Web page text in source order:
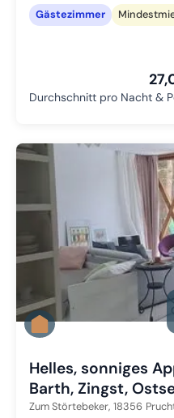
Gästezimmer
Durchschnitt pro Nacht &
Helles, sonniges
Barth, Zingst,
Zum Störtebeker, 18356